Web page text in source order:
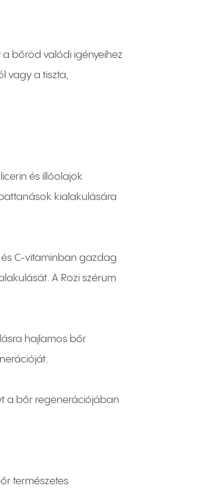
a bőröd valódi igényeihez
vagy a tiszta,
és illóolajok
kialakulására
C-vitaminban gazdag
A Rozi szérum
hajlamos bőr
a bőr regenerációjában
természetes